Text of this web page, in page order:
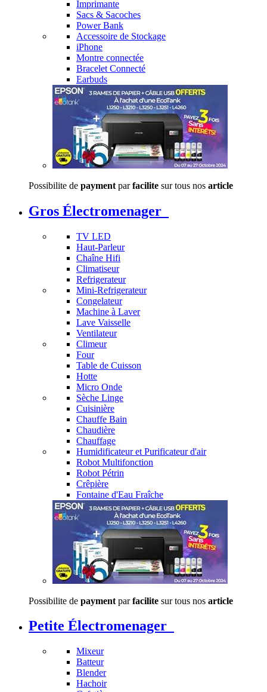
Imprimante
Sacs & Sacoches
Power Bank
Accessoire de Stockage
iPhone
Montre connectée
Bracelet Connecté
Earbuds
Possibilite de payment parfacilite sur tous nos article
Gros Électromenager
TV LED
Haut-Parleur
Chaîne Hifi
Climatiseur
Refrigerateur
Mini-Refrigerateur
Congelateur
Machine à Laver
Lave Vaisselle
Ventilateur
Climeur
Four
Table de Cuisson
Hotte
Micro Onde
Sèche Linge
Cuisinière
Chauffe Bain
Chaudière
Chauffage
Humidificateur et Purificateur d'air
Robot Multifonction
Robot Pétrin
Crêpière
Fontaine d'Eau Fraîche
Possibilite de payment parfacilite sur tous nos article
Petite Électromenager
Mixeur
Batteur
Blender
Hachoir